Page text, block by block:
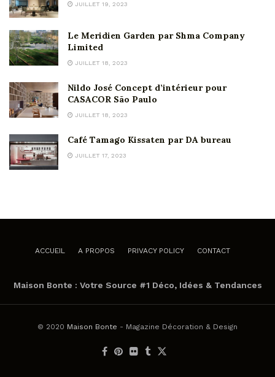
JUILLET 19, 2023
Le Meridien Garden par Shma Company
Limited
JUILLET 18, 2023
Nildo José Concept d’intérieur pour
CASACOR São Paulo
JUILLET 18, 2023
Café Tamago Kissaten par DA bureau
JUILLET 17, 2023
ACCUEIL A PROPOS PRIVACY POLICY CONTACT
Maison Bonte : Votre Source #1 Déco, Idées & Tendances
© 2020 Maison Bonte - Magazine Décoration & Design